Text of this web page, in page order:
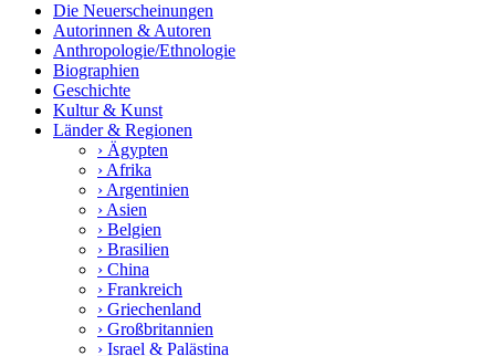
Die Neuerscheinungen
Autorinnen & Autoren
Anthropologie/Ethnologie
Biographien
Geschichte
Kultur & Kunst
Länder & Regionen
› Ägypten
› Afrika
› Argentinien
› Asien
› Belgien
› Brasilien
› China
› Frankreich
› Griechenland
› Großbritannien
› Israel & Palästina